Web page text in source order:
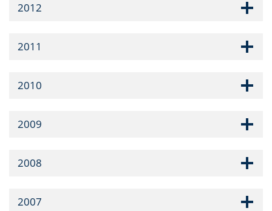
2012
2011
2010
2009
2008
2007